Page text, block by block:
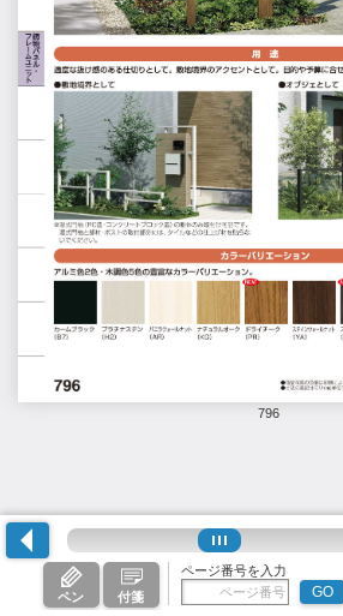
796
ペン 付箋
ページ番号を入力
GO